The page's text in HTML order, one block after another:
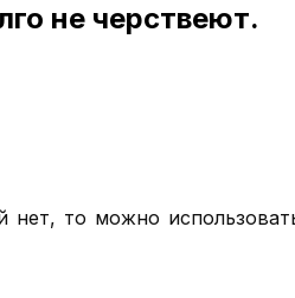
не черствеют.
нет, то можно